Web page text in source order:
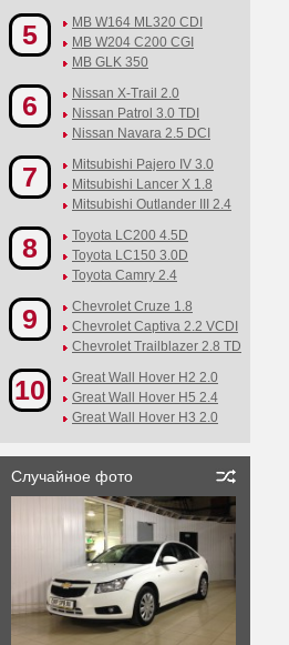
5
MB W164 ML320 CDI
MB W204 C200 CGI
MB GLK 350
6
Nissan X-Trail 2.0
Nissan Patrol 3.0 TDI
Nissan Navara 2.5 DCI
7
Mitsubishi Pajero IV 3.0
Mitsubishi Lancer X 1.8
Mitsubishi Outlander III 2.4
8
Toyota LC200 4.5D
Toyota LC150 3.0D
Toyota Camry 2.4
9
Chevrolet Cruze 1.8
Chevrolet Captiva 2.2 VCDI
Chevrolet Trailblazer 2.8 TD
10
Great Wall Hover H2 2.0
Great Wall Hover H5 2.4
Great Wall Hover H3 2.0
Случайное фото